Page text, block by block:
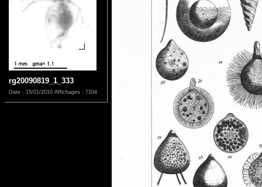
rg20090819_1_333
Date : 15/01/2010 Affichages : 7104